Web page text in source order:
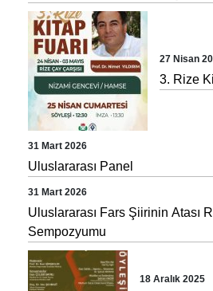
27 Nisan
3. Rize
31 Mart 2026
Uluslararası Panel
31 Mart 2026
Uluslararası Fars Şiirinin Atası
Sempozyumu
18 Aralık 2025